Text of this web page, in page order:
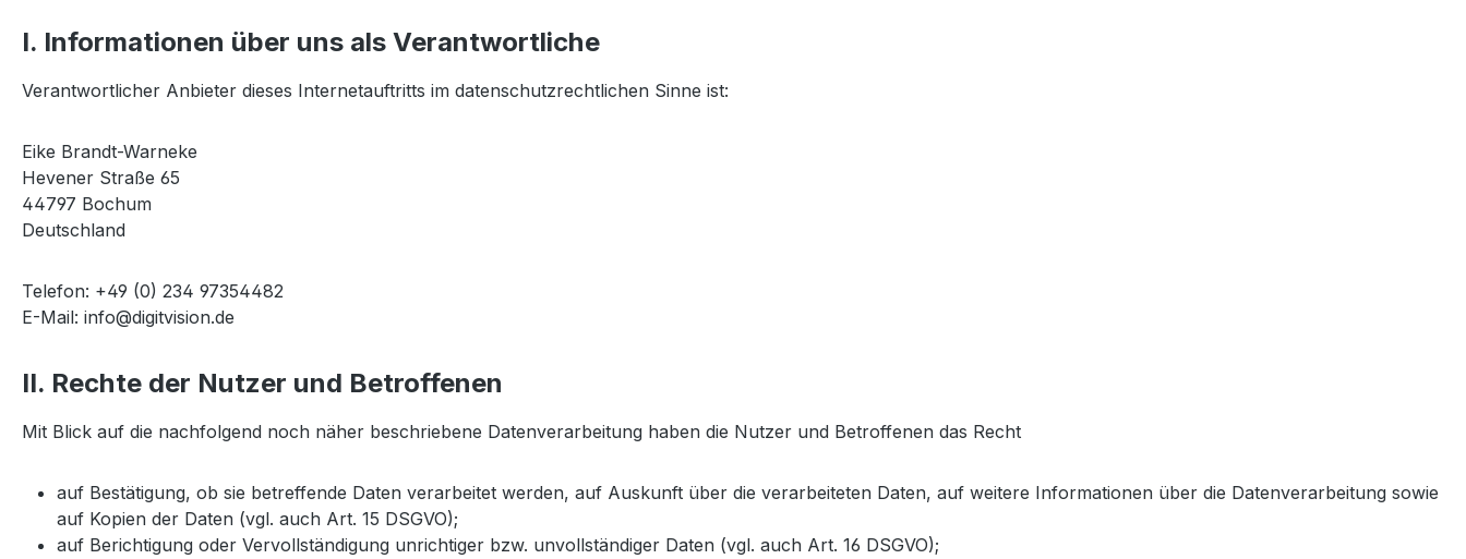
I. Informationen über uns als Verantwortliche
Verantwortlicher Anbieter dieses Internetauftritts im datenschutzrechtlichen Sinne ist:
Eike Brandt-Warneke
Hevener Straße 65
44797 Bochum
Deutschland
Telefon: +49 (0) 234 97354482
E-Mail: info@digitvision.de
II. Rechte der Nutzer und Betroffenen
Mit Blick auf die nachfolgend noch näher beschriebene Datenverarbeitung haben die Nutzer und Betroffenen das Recht
auf Bestätigung, ob sie betreffende Daten verarbeitet werden, auf Auskunft über die verarbeiteten Daten, auf weitere Informationen über die Datenverarbeitung sowie
auf Kopien der Daten (vgl. auch Art. 15 DSGVO);
auf Berichtigung oder Vervollständigung unrichtiger bzw. unvollständiger Daten (vgl. auch Art. 16 DSGVO);